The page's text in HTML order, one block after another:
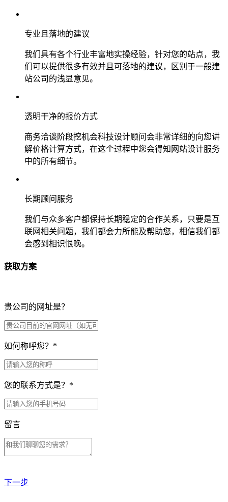
专业且落地的建议
我们具有各个行业丰富地实操经验，针对您的站点，我
们可以提供很多有效并且可落地的建议，区别于一般建
站公司的浅显意见。
透明干净的报价方式
商务洽谈阶段挖机会科技设计顾问会非常详细的向您讲
解价格计算方式，在这个过程中您会得知网站设计服务
中的所有细节。
长期顾问服务
我们与众多客户都保持长期稳定的合作关系，只要是互
联网相关问题，我们都会力所能及帮助您，相信我们都
会感到相识恨晚。
获取方案
贵公司的网址是？
如何称呼您？ *
您的联系方式是？ *
留言
下一步